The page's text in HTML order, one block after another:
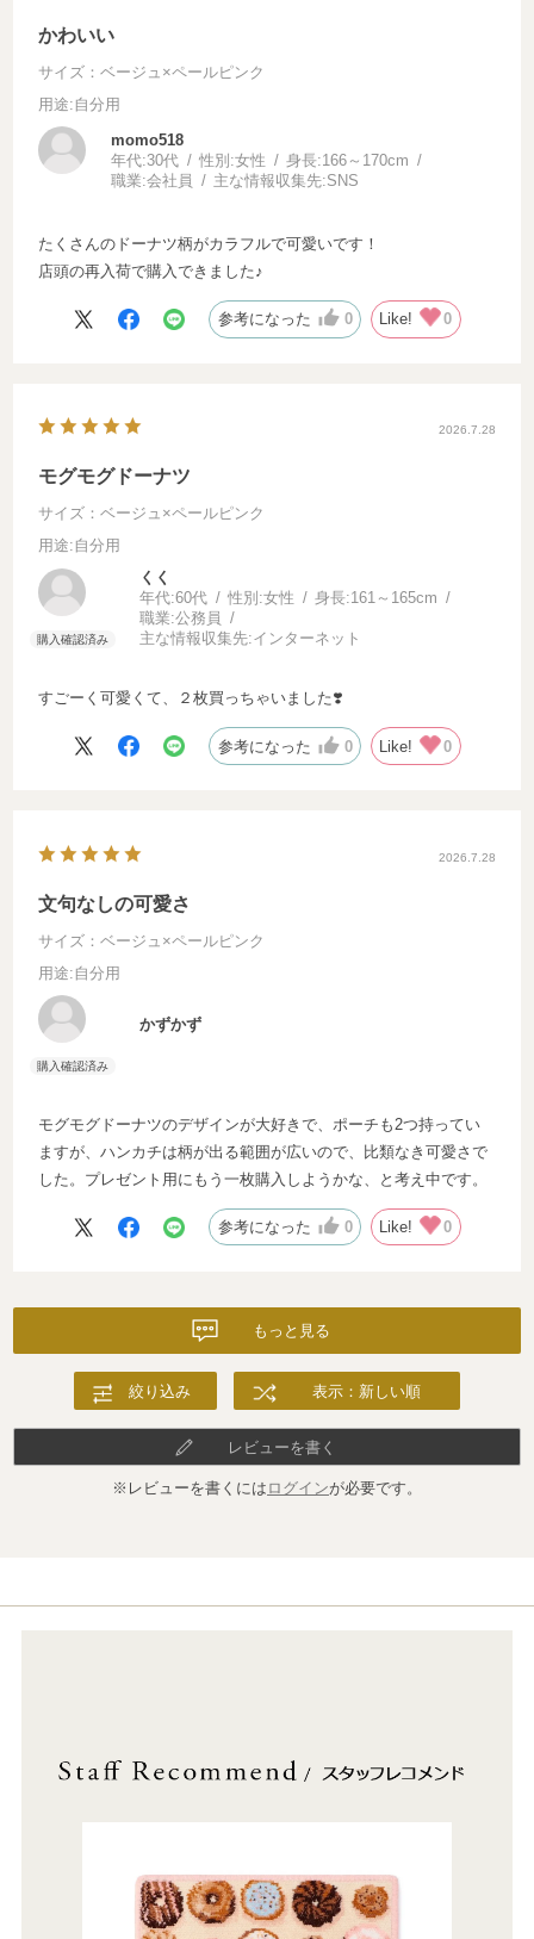
かわいい
サイズ：ベージュ×ペールピンク
用途:自分用
momo518
年代:30代 性別:女性 身長:166～170cm
職業:会社員 主な情報収集先:SNS
たくさんのドーナツ柄がカラフルで可愛いです！
店頭の再入荷で購入できました♪
参考になった 0 Like! 0
2026.7.28
モグモグドーナツ
サイズ：ベージュ×ペールピンク
用途:自分用
くく
年代:60代 性別:女性 身長:161～165cm
職業:公務員
主な情報収集先:インターネット
すごーく可愛くて、２枚買っちゃいました❣️
参考になった 0 Like! 0
2026.7.28
文句なしの可愛さ
サイズ：ベージュ×ペールピンク
用途:自分用
かずかず
モグモグドーナツのデザインが大好きで、ポーチも2つ持ってい
ますが、ハンカチは柄が出る範囲が広いので、比類なき可愛さで
した。プレゼント用にもう一枚購入しようかな、と考え中です。
参考になった 0 Like! 0
もっと見る
絞り込み 表示：新しい順
レビューを書く
※レビューを書くには ログインが必要です。